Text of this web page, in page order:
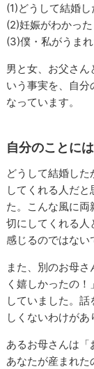
(1)どうして結婚し
(2)妊娠がわかっ
(3)僕・私がうま
男と女、お父さ
いう事実を、自
なっています。
自分のことに
どうして結婚し
してくれる人だ
た。こんな風に両
切にしてくれる
感じるのではない
また、別のお母
く嬉しかったの
していました。
しくないわけがあ
あるお母さんは「
あなたが産まれ